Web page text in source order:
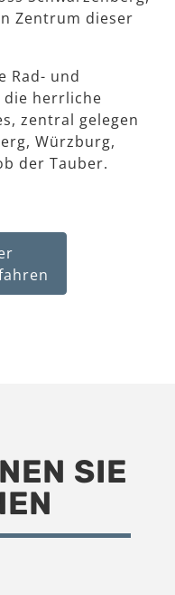
Zentrum dieser
Rad- und
die herrliche
zentral gelegen
Würzburg,
der Tauber.
SIE